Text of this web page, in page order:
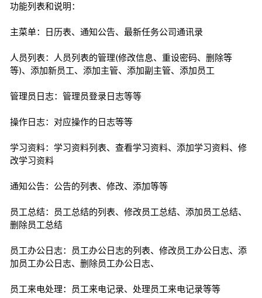
功能列表和说明：
主菜单：日历表、通知公告、最新任务公司通讯录
人员列表：人员列表的管理(修改信息、重设密码、删除等
等)、添加新员工、添加主管、添加副主管、添加员工
管理员日志：管理员登录日志等等
操作日志：对应操作的日志等等
学习资料：学习资料列表、查看学习资料、添加学习资料、修
改学习资料
通知公告：公告的列表、修改、添加等等
员工总结：员工总结的列表、修改员工总结、添加员工总结、
删除员工总结
员工办公日志：员工办公日志的列表、修改员工办公日志、添
加员工办公日志、删除员工办公日志、
员工来电处理：员工来电记录、处理员工来电记录等等